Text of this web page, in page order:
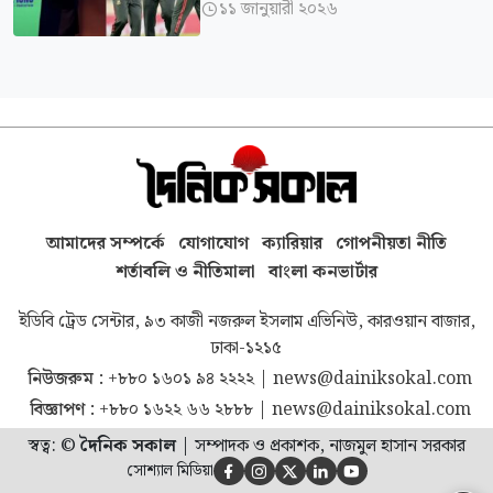
১১ জানুয়ারী ২০২৬
আমাদের সম্পর্কে যোগাযোগ ক্যারিয়ার গোপনীয়তা নীতি
শর্তাবলি ও নীতিমালা বাংলা কনভার্টার
ইডিবি ট্রেড সেন্টার, ৯৩ কাজী নজরুল ইসলাম এভিনিউ, কারওয়ান বাজার,
ঢাকা-১২১৫
নিউজরুম : +৮৮০ ১৬০১ ৯৪ ২২২২| news@dainiksokal.com
বিজ্ঞাপণ : +৮৮০ ১৬২২ ৬৬ ২৮৮৮| news@dainiksokal.com
স্বত্ব: ©দৈনিক সকাল| সম্পাদক ও প্রকাশক, নাজমুল হাসান সরকার
সোশ্যাল মিডিয়া     